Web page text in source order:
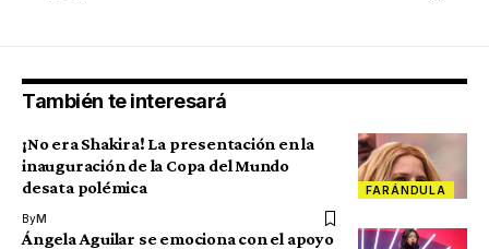
También te interesará
FARÁNDULA
¡No era Shakira! La presentación en la
inauguración de la Copa del Mundo
desata polémica
ByM
Ángela Aguilar se emociona con el apoyo